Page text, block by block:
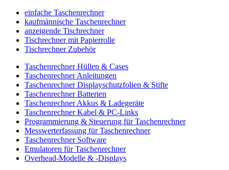
einfache Taschenrechner
kaufmännische Taschenrechner
anzeigende Tischrechner
Tischrechner mit Papierrolle
Tischrechner Zubehör
Taschenrechner Hüllen & Cases
Taschenrechner Anleitungen
Taschenrechner Displayschutzfolien & Stifte
Taschenrechner Batterien
Taschenrechner Akkus & Ladegeräte
Taschenrechner Kabel & PC-Links
Programmierung & Steuerung für Taschenrechner
Messwerterfassung für Taschenrechner
Taschenrechner Software
Emulatoren für Taschenrechner
Overhead-Modelle & -Displays